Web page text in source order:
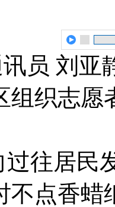
员 刘亚
组织志愿
往居民
不点香